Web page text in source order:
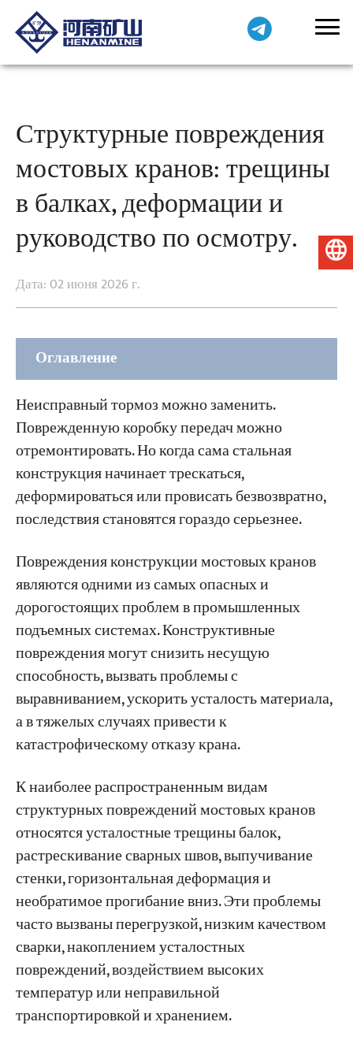
Проекты
Новости
О нас
Свяжитесь с Нами
Структурные повреждения
мостовых кранов: трещины
в балках, деформации и
руководство по осмотру.
Дата: 02 июня 2026 г.
Оглавление
1. Усталостные трещины в стенке или
накладке главной балки.
2. Растрескивание сварных швов в местах
соединения или узлов фермы.
3. Продольная деформация стенки главной
4. Боковой изгиб главной балки
(горизонтальное изгибание/прогиб)
5. Прогиб главной балки вниз (проседание /
остаточная деформация)
Часть 2: Методы неразрушающего контроля
стальных конструкций
Часть 3: Контрольный список структурной
Краткий справочник: Матрица принятия
решений по структурному ремонту
Как предотвратить структурные
повреждения мостовых кранов
Избегайте перегрузки
Проведение плановых структурных
инспекций
Поддерживайте правильное выравнивание
Неисправный тормоз можно заменить.
Поврежденную коробку передач можно
отремонтировать. Но когда сама стальная
конструкция начинает трескаться,
деформироваться или провисать безвозвратно,
последствия становятся гораздо серьезнее.
Повреждения конструкции мостовых кранов
являются одними из самых опасных и
дорогостоящих проблем в промышленных
подъемных системах. Конструктивные
повреждения могут снизить несущую
способность, вызвать проблемы с
выравниванием, ускорить усталость материала,
а в тяжелых случаях привести к
катастрофическому отказу крана.
К наиболее распространенным видам
структурных повреждений мостовых кранов
относятся усталостные трещины балок,
растрескивание сварных швов, выпучивание
стенки, горизонтальная деформация и
необратимое прогибание вниз. Эти проблемы
часто вызваны перегрузкой, низким качеством
сварки, накоплением усталостных
повреждений, воздействием высоких
температур или неправильной
транспортировкой и хранением.
Русский